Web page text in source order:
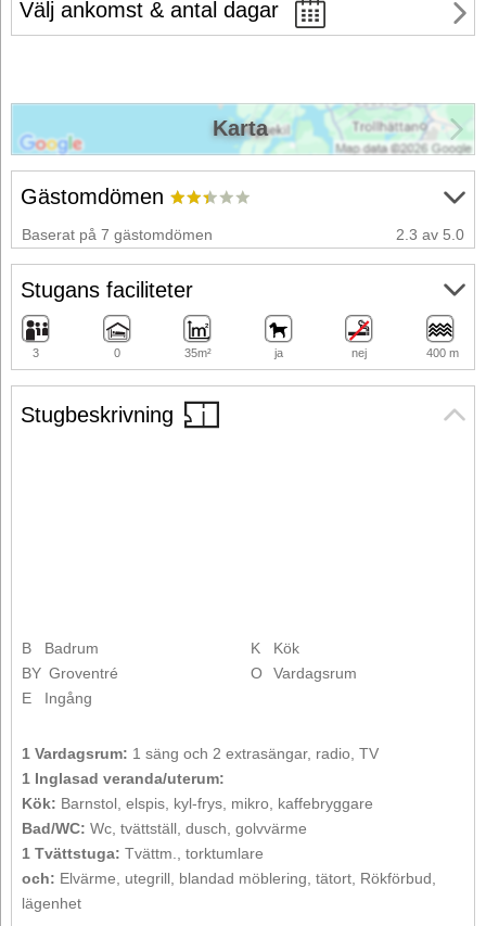
Välj ankomst & antal dagar
Stugbeskrivning
B
Badrum
BY Groventré
E
Ingång
K
Kök
O
Vardagsrum
1 Vardagsrum: 1 säng och 2 extrasängar, radio, TV
1 Inglasad veranda/uterum:
Kök: Barnstol, elspis, kyl-frys, mikro, kaffebryggare
Bad/WC: Wc, tvättställ, dusch, golvvärme
1 Tvättstuga: Tvättm., torktumlare
och: Elvärme, utegrill, blandad möblering, tätort, Rökförbud,
lägenhet
Gästomdömen
Baserat på 7 gästomdömen 2.3 av 5.0
Stugans faciliteter
3 0 35m² ja nej 400 m
Karta